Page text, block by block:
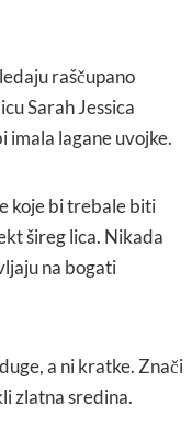
raščupano
Sarah Jessica
imala lagane uvojke.
koje bi trebale biti
šireg lica. Nikada
na bogati
a ni kratke. Znači
zlatna sredina.